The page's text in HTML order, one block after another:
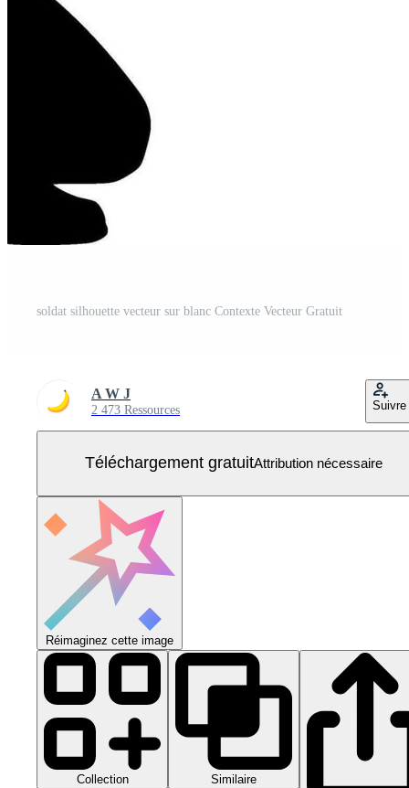
soldat silhouette vecteur sur blanc Contexte Vecteur Gratuit
A W J
2 473 Ressources Suivre
Téléchargement gratuitAttribution nécessaire
Réimaginez cette image
Collection Similaire